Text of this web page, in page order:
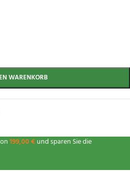
WARENKORB
199,00€ und sparen Sie die